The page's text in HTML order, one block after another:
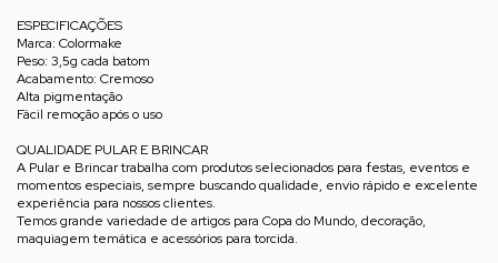
ESPECIFICAÇÕES
Marca: Colormake
Peso: 3,5g cada batom
Acabamento: Cremoso
Alta pigmentação
Fácil remoção após o uso
QUALIDADE PULAR E BRINCAR
A Pular e Brincar trabalha com produtos selecionados para festas, eventos e
momentos especiais, sempre buscando qualidade, envio rápido e excelente
experiência para nossos clientes.
Temos grande variedade de artigos para Copa do Mundo, decoração,
maquiagem temática e acessórios para torcida.